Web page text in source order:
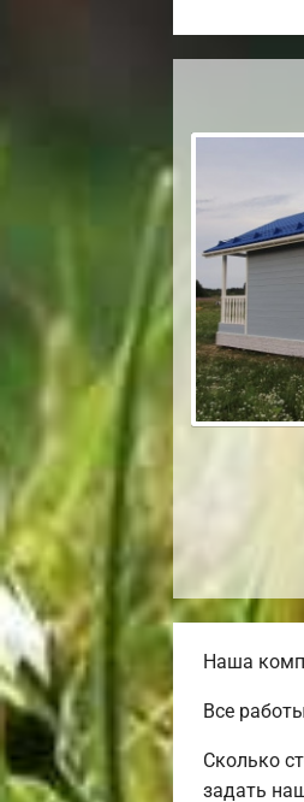
Наша
Все
Сколько
задать